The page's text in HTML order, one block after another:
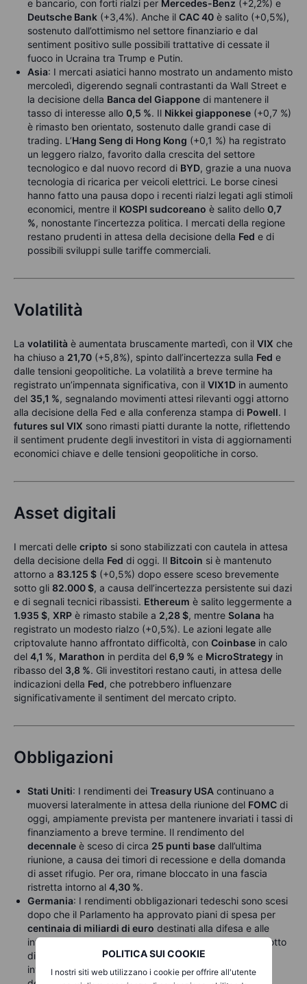
POLITICA SUI COOKIE
I nostri siti web utilizzano i cookie per offrire all'utente
e bancario, con forti rialzi per Mercedes-Benz (+2,2%) e
Deutsche Bank (+3,4%). Anche il CAC 40 è salito (+0,5%),
sostenuto dall’ottimismo nel settore finanziario e dal
sentiment positivo sulle possibili trattative di cessate il
fuoco in Ucraina tra Trump e Putin.
Asia: I mercati asiatici hanno mostrato un andamento misto
mercoledì, digerendo segnali contrastanti da Wall Street e
la decisione della Banca del Giappone di mantenere il
tasso di interesse allo 0,5 %. Il Nikkei giapponese (+0,7 %)
è rimasto ben orientato, sostenuto dalle grandi case di
trading. L’Hang Seng di Hong Kong (+0,1 %) ha registrato
un leggero rialzo, favorito dalla crescita del settore
tecnologico e dal nuovo record di BYD, grazie a una nuova
tecnologia di ricarica per veicoli elettrici. Le borse cinesi
hanno fatto una pausa dopo i recenti rialzi legati agli stimoli
economici, mentre il KOSPI sudcoreano è salito dello 0,7
%, nonostante l’incertezza politica. I mercati della regione
restano prudenti in attesa della decisione della Fed e di
possibili sviluppi sulle tariffe commerciali.
Volatilità
La volatilità è aumentata bruscamente martedì, con il VIX che
ha chiuso a 21,70 (+5,8%), spinto dall’incertezza sulla Fed e
dalle tensioni geopolitiche. La volatilità a breve termine ha
registrato un’impennata significativa, con il VIX1D in aumento
del 35,1 %, segnalando movimenti attesi rilevanti oggi attorno
alla decisione della Fed e alla conferenza stampa di Powell. I
futures sul VIX sono rimasti piatti durante la notte, riflettendo
il sentiment prudente degli investitori in vista di aggiornamenti
economici chiave e delle tensioni geopolitiche in corso.
Asset digitali
I mercati delle cripto si sono stabilizzati con cautela in attesa
della decisione della Fed di oggi. Il Bitcoin si è mantenuto
attorno a 83.125 $ (+0,5%) dopo essere sceso brevemente
sotto gli 82.000 $, a causa dell’incertezza persistente sui dazi
e di segnali tecnici ribassisti. Ethereum è salito leggermente a
1.935 $, XRP è rimasto stabile a 2,28 $, mentre Solana ha
registrato un modesto rialzo (+0,5%). Le azioni legate alle
criptovalute hanno affrontato difficoltà, con Coinbase in calo
del 4,1 %, Marathon in perdita del 6,9 % e MicroStrategy in
ribasso del 3,8 %. Gli investitori restano cauti, in attesa delle
indicazioni della Fed, che potrebbero influenzare
significativamente il sentiment del mercato cripto.
Obbligazioni
Stati Uniti: I rendimenti dei Treasury USA continuano a
muoversi lateralmente in attesa della riunione del FOMC di
oggi, ampiamente prevista per mantenere invariati i tassi di
finanziamento a breve termine. Il rendimento del
decennale è sceso di circa 25 punti base dall’ultima
riunione, a causa dei timori di recessione e della domanda
di asset rifugio. Per ora, rimane bloccato in una fascia
ristretta intorno al 4,30 %.
Germania: I rendimenti obbligazionari tedeschi sono scesi
dopo che il Parlamento ha approvato piani di spesa per
centinaia di miliardi di euro destinati alla difesa e alle
infrastrutture. Il rendimento del
si è ridotto
di
, attestandosi al2,81 %, mentre gli
investitori valutano l’impatto dell’aumento significativo